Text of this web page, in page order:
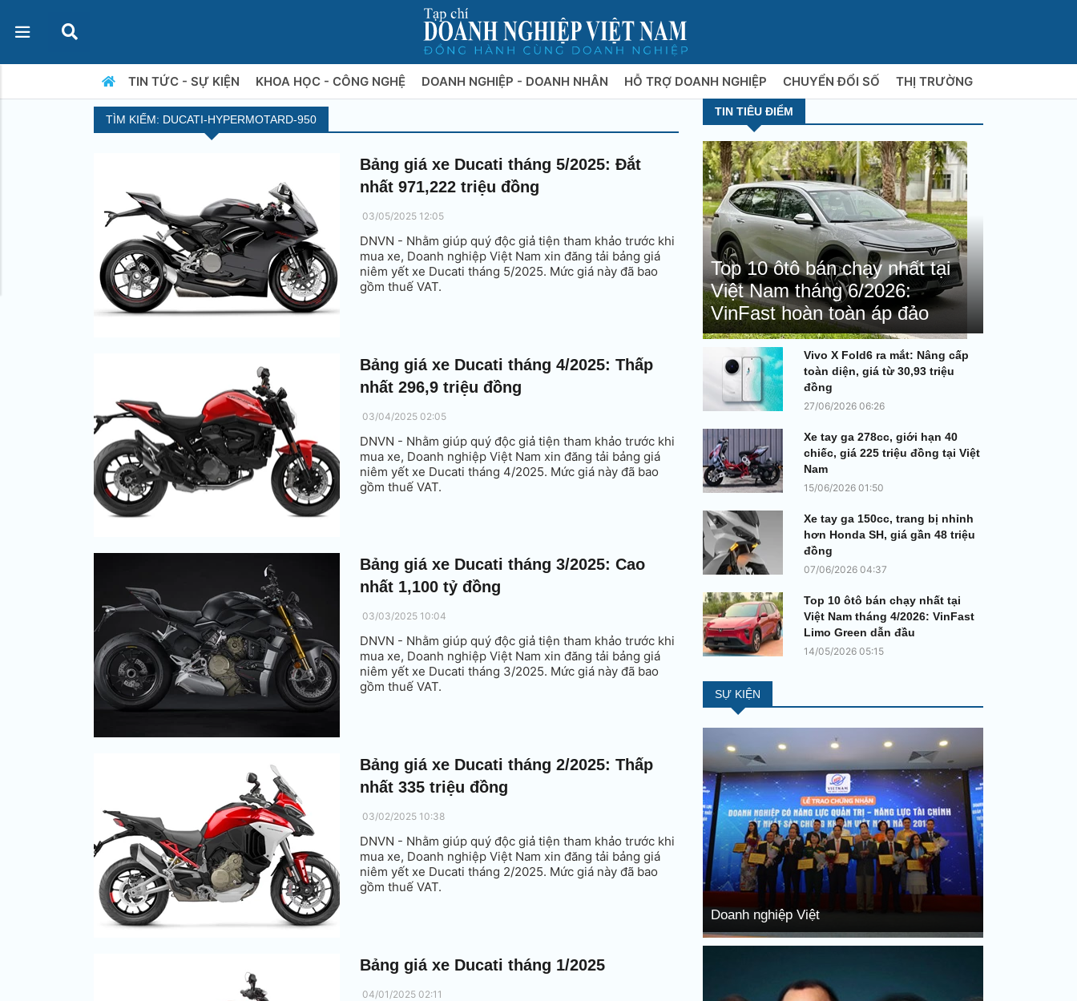
TIN TỨC - SỰ KIỆN KHOA HỌC - CÔNG NGHỆ DOANH NGHIỆP - DOANH NHÂN HỖ TRỢ DOANH NGHIỆP CHUYỂN ĐỔI SỐ THỊ TRƯỜNG
TÌM KIẾM: DUCATI-HYPERMOTARD-950
Bảng giá xe Ducati tháng 5/2025: Đắt
nhất 971,222 triệu đồng
03/05/2025 12:05
DNVN - Nhằm giúp quý độc giả tiện tham khảo trước khi
mua xe, Doanh nghiệp Việt Nam xin đăng tải bảng giá
niêm yết xe Ducati tháng 5/2025. Mức giá này đã bao
gồm thuế VAT.
Bảng giá xe Ducati tháng 4/2025: Thấp
nhất 296,9 triệu đồng
03/04/2025 02:05
DNVN - Nhằm giúp quý độc giả tiện tham khảo trước khi
mua xe, Doanh nghiệp Việt Nam xin đăng tải bảng giá
niêm yết xe Ducati tháng 4/2025. Mức giá này đã bao
gồm thuế VAT.
Bảng giá xe Ducati tháng 3/2025: Cao
nhất 1,100 tỷ đồng
03/03/2025 10:04
DNVN - Nhằm giúp quý độc giả tiện tham khảo trước khi
mua xe, Doanh nghiệp Việt Nam xin đăng tải bảng giá
niêm yết xe Ducati tháng 3/2025. Mức giá này đã bao
gồm thuế VAT.
Bảng giá xe Ducati tháng 2/2025: Thấp
nhất 335 triệu đồng
03/02/2025 10:38
DNVN - Nhằm giúp quý độc giả tiện tham khảo trước khi
mua xe, Doanh nghiệp Việt Nam xin đăng tải bảng giá
niêm yết xe Ducati tháng 2/2025. Mức giá này đã bao
gồm thuế VAT.
Bảng giá xe Ducati tháng 1/2025
04/01/2025 02:11
TIN TIÊU ĐIỂM
Top 10 ôtô bán chạy nhất tại
Việt Nam tháng 6/2026:
VinFast hoàn toàn áp đảo
Vivo X Fold6 ra mắt: Nâng cấp
toàn diện, giá từ 30,93 triệu
đồng
27/06/2026 06:26
Xe tay ga 278cc, giới hạn 40
chiếc, giá 225 triệu đồng tại Việt
Nam
15/06/2026 01:50
Xe tay ga 150cc, trang bị nhỉnh
hơn Honda SH, giá gần 48 triệu
đồng
07/06/2026 04:37
Top 10 ôtô bán chạy nhất tại
Việt Nam tháng 4/2026: VinFast
Limo Green dẫn đầu
14/05/2026 05:15
SỰ KIỆN
Doanh nghiệp Việt